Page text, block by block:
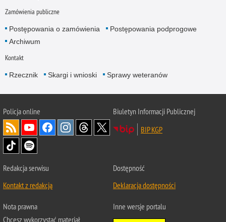
Zamówienia publiczne
Postępowania o zamówienia
Postępowania podprogowe
Archiwum
Kontakt
Rzecznik Skargi i wnioski Sprawy weteranów
Policjaonline
Biuletyn Informacji Publicznej
BIP KGP
Redakcja serwisu
Kontakt z redakcją
Dostępność
Deklaracja dostępności
Nota prawna
Chcesz wykorzystać materiał
Inne wersje portalu